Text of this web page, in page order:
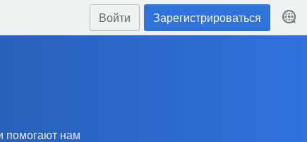
Войти Зарегистрироваться
помогают нам